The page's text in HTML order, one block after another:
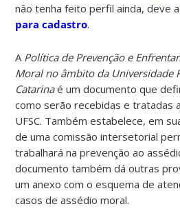
não tenha feito perfil ainda, deve
para cadastro.
A Política de Prevenção e
Moral no âmbito da Universidade
Catarinaé um documento que
como serão recebidas e tratadas
UFSC. Também estabelece, em
de uma comissão intersetorial
trabalhará na prevenção ao
documento também dá outras
um anexo com o esquema de
casos de assédio moral.